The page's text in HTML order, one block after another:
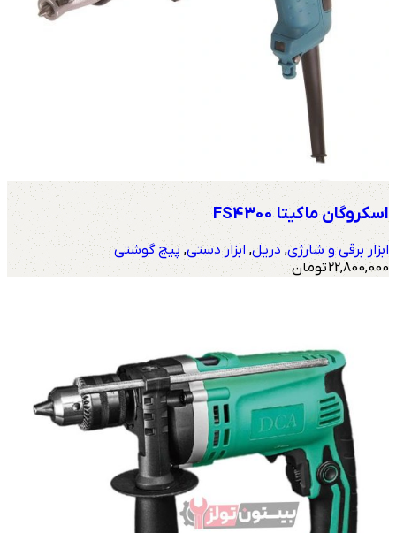
اسکروگان ماکیتا FS4300
ابزار برقی و شارژی, دریل, ابزار دستی, پیچ گوشتی
22,800,000تومان